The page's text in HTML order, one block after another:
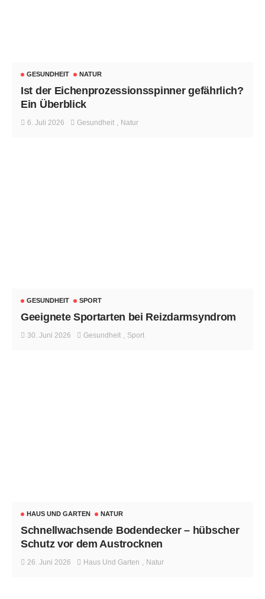
GESUNDHEIT NATUR
Ist der Eichenprozessionsspinner gefährlich?
Ein Überblick
6. Juli 2026 Gesundheit Natur
GESUNDHEIT SPORT
Geeignete Sportarten bei Reizdarmsyndrom
30. Juni 2026 Gesundheit Sport
HAUS UND GARTEN NATUR
Schnellwachsende Bodendecker – hübscher
Schutz vor dem Austrocknen
26. Juni 2026 Haus Und Garten Natur